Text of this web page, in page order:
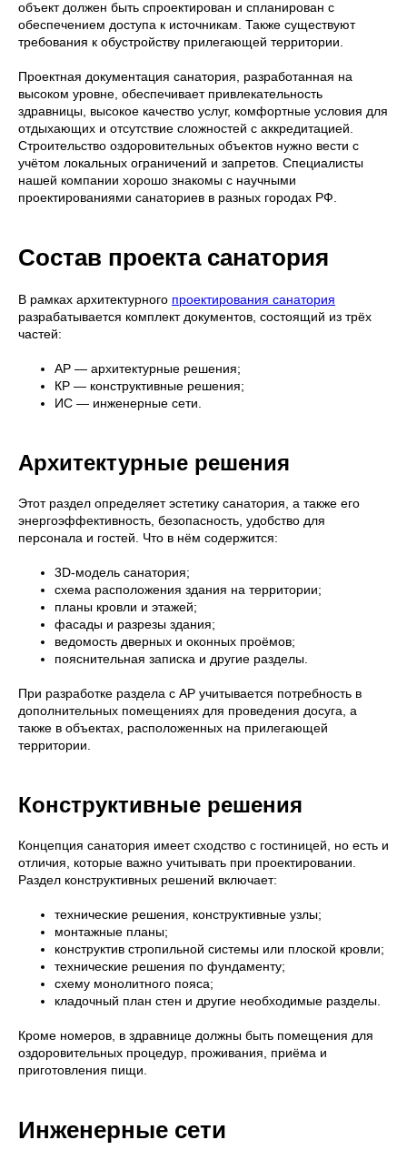
объект должен быть спроектирован и спланирован с
обеспечением доступа к источникам. Также существуют
требования к обустройству прилегающей территории.
Проектная документация санатория, разработанная на
высоком уровне, обеспечивает привлекательность
здравницы, высокое качество услуг, комфортные условия для
отдыхающих и отсутствие сложностей с аккредитацией.
Строительство оздоровительных объектов нужно вести с
учётом локальных ограничений и запретов. Специалисты
нашей компании хорошо знакомы с научными
проектированиями санаториев в разных городах РФ.
Состав проекта санатория
В рамках архитектурного проектирования санатория
разрабатывается комплект документов, состоящий из трёх
частей:
АР — архитектурные решения;
КР — конструктивные решения;
ИС — инженерные сети.
Архитектурные решения
Этот раздел определяет эстетику санатория, а также его
энергоэффективность, безопасность, удобство для
персонала и гостей. Что в нём содержится:
3D-модель санатория;
схема расположения здания на территории;
планы кровли и этажей;
фасады и разрезы здания;
ведомость дверных и оконных проёмов;
пояснительная записка и другие разделы.
При разработке раздела с АР учитывается потребность в
дополнительных помещениях для проведения досуга, а
также в объектах, расположенных на прилегающей
территории.
Конструктивные решения
Концепция санатория имеет сходство с гостиницей, но есть и
отличия, которые важно учитывать при проектировании.
Раздел конструктивных решений включает:
технические решения, конструктивные узлы;
монтажные планы;
конструктив стропильной системы или плоской кровли;
технические решения по фундаменту;
схему монолитного пояса;
кладочный план стен и другие необходимые разделы.
Кроме номеров, в здравнице должны быть помещения для
оздоровительных процедур, проживания, приёма и
приготовления пищи.
Инженерные сети